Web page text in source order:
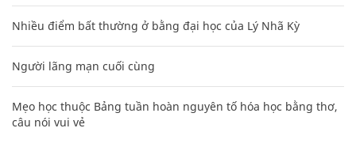
Nhiều điểm bất thường ở bằng đại học của Lý Nhã Kỳ
Người lãng mạn cuối cùng
Mẹo học thuộc Bảng tuần hoàn nguyên tố hóa học bằng thơ,
câu nói vui vẻ